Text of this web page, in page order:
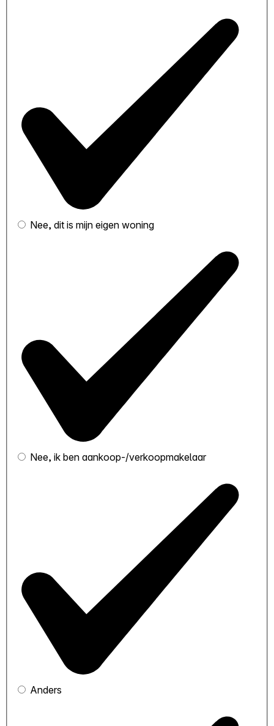
Nee, dit is mijn eigen woning
Nee, ik ben aankoop-/verkoopmakelaar
Anders